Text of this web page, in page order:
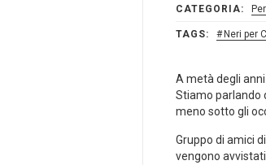
CATEGORIA:
TAGS: Neri per
A metà degli
Stiamo parlando
meno sotto gli
Gruppo di amici
vengono